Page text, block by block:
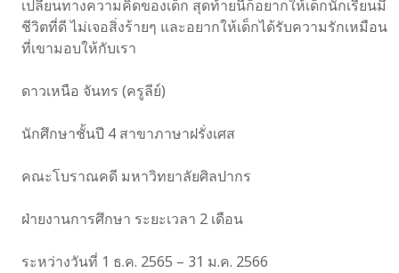
เปลี่ยนทางความคิดของเด็ก สุดท้ายนี้ก็อยากให้เด็กนักเรียนมี
ชีวิตที่ดี ไม่เจอสิ่งร้ายๆ และอยากให้เด็กได้รับความรักเหมือน
ที่เขามอบให้กับเรา
ดาวเหนือ จันทร (ครูลีย์)
นักศึกษาชั้นปี 4 สาขาภาษาฝรั่งเศส
คณะโบราณคดี มหาวิทยาลัยศิลปากร
ฝ่ายงานการศึกษา ระยะเวลา 2 เดือน
ระหว่างวันที่ 1 ธ.ค. 2565 – 31 ม.ค. 2566